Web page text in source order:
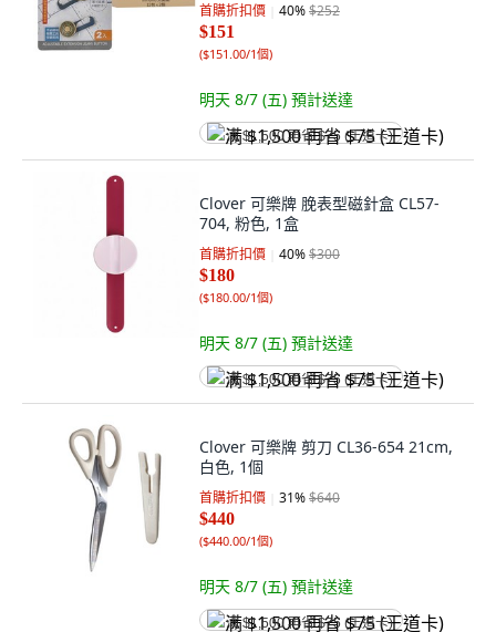
首購折扣價 40%$252
$151
($151.00/1個)
明天 8/7 (五) 預計送達
满 $1,500 再省 $75 (王道卡)
Clover 可樂牌 脕表型磁針盒 CL57-
704, 粉色, 1盒
首購折扣價 40%$300
$180
($180.00/1個)
明天 8/7 (五) 預計送達
满 $1,500 再省 $75 (王道卡)
Clover 可樂牌 剪刀 CL36-654 21cm,
白色, 1個
首購折扣價 31%$640
$440
($440.00/1個)
明天 8/7 (五) 預計送達
满 $1,500 再省 $75 (王道卡)